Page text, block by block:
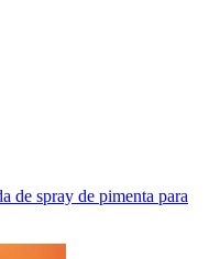
de spray de pimenta para